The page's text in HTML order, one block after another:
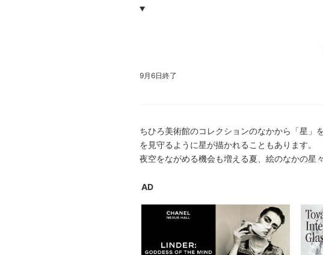
9月6日終了
ちひろ美術館のコレクションのなかから「星」
を見守るように星が描かれることもあります。
夜空をながめる機会も増える夏、絵のなかの星
AD